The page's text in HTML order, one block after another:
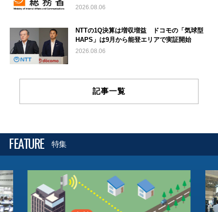
2026.08.06
NTTの1Q決算は増収増益 ドコモの「気球型
HAPS」は9月から能登エリアで実証開始
2026.08.06
記事一覧
FEATURE 特集